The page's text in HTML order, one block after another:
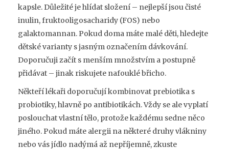
kapsle. Důležité je hlídat složení – nejlepší jsou čisté
inulin, fruktooligosacharidy (FOS) nebo
galaktomannan. Pokud doma máte malé děti, hledejte
dětské varianty s jasným označením dávkování.
Doporučuji začít s menším množstvím a postupně
přidávat – jinak riskujete nafouklé břicho.
Někteří lékaři doporučují kombinovat prebiotika s
probiotiky, hlavně po antibiotikách. Vždy se ale vyplatí
poslouchat vlastní tělo, protože každému sedne něco
jiného. Pokud máte alergii na některé druhy vlákniny
nebo vás jídlo nadýmá až nepříjemně, zkuste